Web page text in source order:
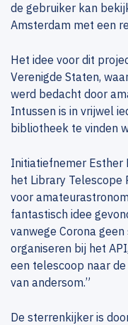
de gebruiker kan
Amsterdam met een
Het idee voor dit
Verenigde Staten,
werd bedacht door
Intussen is in vrijwel
bibliotheek te vinden
Initiatiefnemer Esther
het Library
voor
fantastisch idee
vanwege Corona
organiseren bij het
een telescoop naar
van andersom.”
De sterrenkijker is